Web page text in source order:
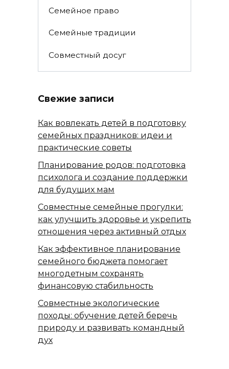
Семейное право
Семейные традиции
Совместный досуг
Свежие записи
Как вовлекать детей в подготовку
семейных праздников: идеи и
практические советы
Планирование родов: подготовка
психолога и создание поддержки
для будущих мам
Совместные семейные прогулки:
как улучшить здоровье и укрепить
отношения через активный отдых
Как эффективное планирование
семейного бюджета помогает
многодетным сохранять
финансовую стабильность
Совместные экологические
походы: обучение детей беречь
природу и развивать командный
дух